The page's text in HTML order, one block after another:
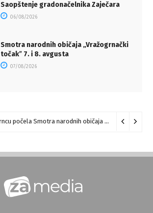
Saopštenje gradonačelnika Zaječara
06/08/2026
Smotra narodnih običaja „Vražogrnački
točakˮ 7. i 8. avgusta
07/08/2026
U Vražogrncu počela Smotra narodnih običaja „Vražogrnački točak“